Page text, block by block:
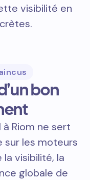
visibilité en
bon
Riom ne sert
sur les moteurs
visibilité, la
globale de